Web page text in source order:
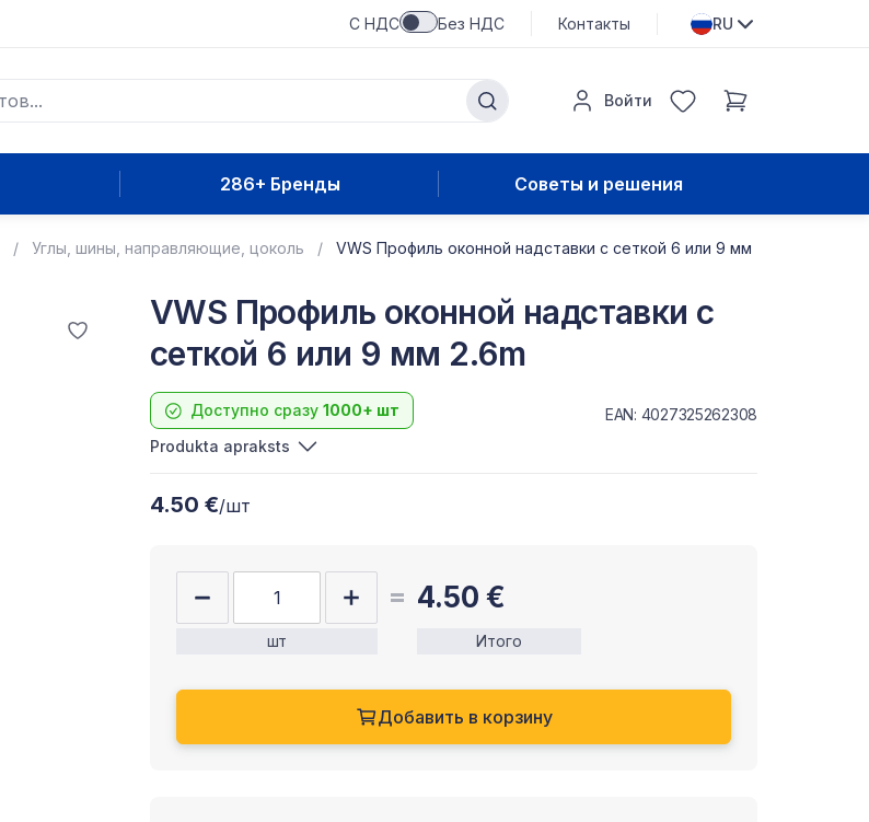
С НДС Без НДС Контакты RU
Войти
286+ Бренды Советы и решения
Углы, шины, направляющие, цоколь VWS Профиль оконной надставки с сеткой 6 или 9 мм
VWS Профиль оконной надставки с
сеткой 6 или 9 мм 2.6m
Доступно сразу 1000+ шт
EAN: 4027325262308
Produkta apraksts
4.50 €/шт
шт
4.50 €
Итого
Добавить в корзину